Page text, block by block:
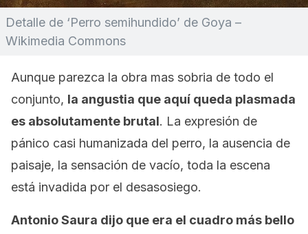
Detalle de ‘Perro semihundido’ de Goya –
Wikimedia Commons
Aunque parezca la obra mas sobria de todo el
conjunto, la angustia que aquí queda plasmada
es absolutamente brutal. La expresión de
pánico casi humanizada del perro, la ausencia de
paisaje, la sensación de vacío, toda la escena
está invadida por el desasosiego.
Antonio Saura dijo que era el cuadro más bello